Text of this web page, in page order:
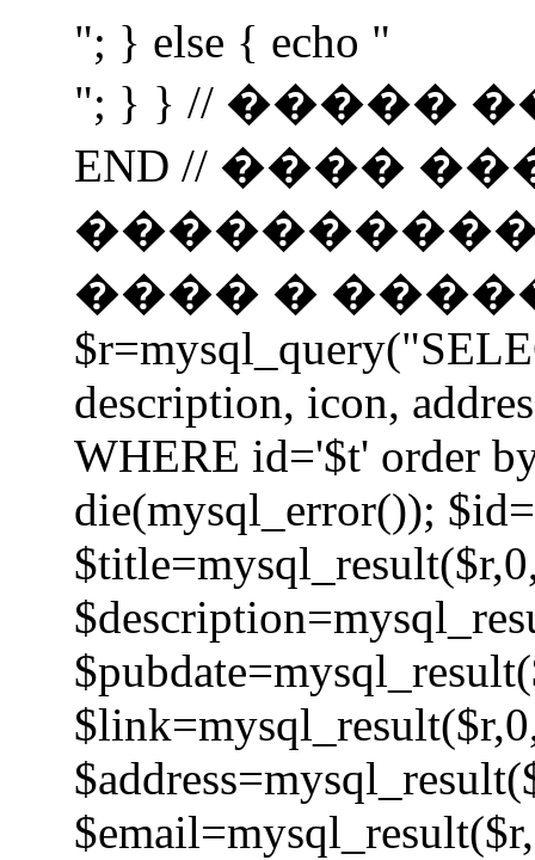
"; } else { echo "
"; } } // �����
END // ����
���������� if
���� �
description, icon,
WHERE id='$t' order
die(mysql_error());